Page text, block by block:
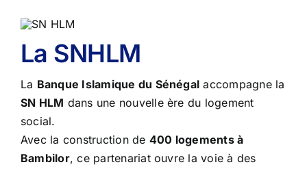
Carrière
La SNHLM
La Banque Islamique du Sénégal accompagne la
SN HLM dans une nouvelle ère du logement
social.
Avec la construction de 400 logements à
Bambilor, ce partenariat ouvre la voie à des